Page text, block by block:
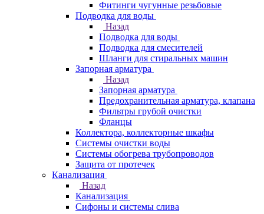
Фитинги чугунные резьбовые
Подводка для воды
Назад
Подводка для воды
Подводка для смесителей
Шланги для стиральных машин
Запорная арматура
Назад
Запорная арматура
Предохранительная арматура, клапана
Фильтры грубой очистки
Фланцы
Коллектора, коллекторные шкафы
Системы очистки воды
Системы обогрева трубопроводов
Защита от протечек
Канализация
Назад
Канализация
Сифоны и системы слива